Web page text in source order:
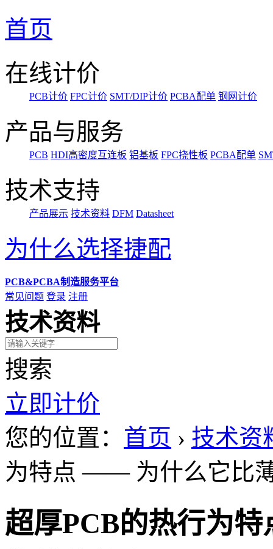
首页
在线计价
PCB计价 FPC计价 SMT/DIP计价 PCBA配单 钢网计价
产品与服务
PCB HDI高密度互连板 铝基板 FPC挠性板 PCBA配单
技术支持
产品展示 技术资料 DFM Datasheet
为什么选择捷配
PCB&PCBA制造服务平台
常见问题 登录 注册
技术资料
搜索
立即计价
您的位置： 首页 › 技术资
为特点 —— 为什么它比
超厚PCB的热行为